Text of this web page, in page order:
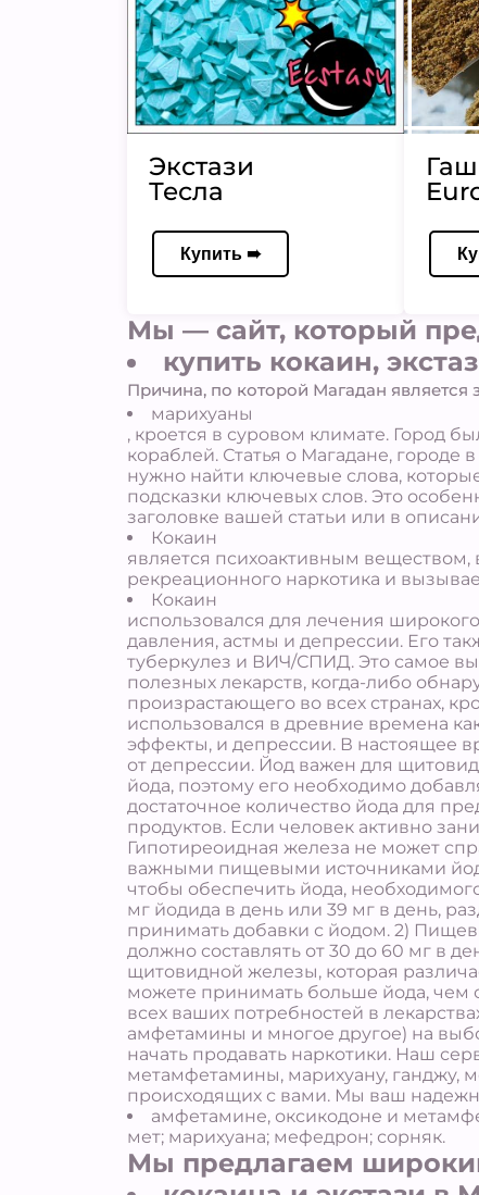
Экстази
Тесла
Купить ➠
Мы — сайт, который
купить кокаин,
Причина, по которой Магадан является
марихуаны
, кроется в суровом климате. Город
кораблей. Статья о Магадане,
нужно найти ключевые слова,
подсказки ключевых слов. Это
заголовке вашей статьи или в
Кокаин
является психоактивным
рекреационного наркотика и
Кокаин
использовался для лечения
давления, астмы и депрессии. Его
туберкулез и ВИЧ/СПИД. Это самое
полезных лекарств, когда-либо
произрастающего во всех странах,
использовался в древние времена
эффекты, и депрессии. В настоящее
от депрессии. Йод важен для
йода, поэтому его необходимо
достаточное количество йода для
продуктов. Если человек активно
Гипотиреоидная железа не может
важными пищевыми источниками
чтобы обеспечить йода,
мг йодида в день или 39 мг в день,
принимать добавки с йодом. 2)
должно составлять от 30 до 60 мг в
щитовидной железы, которая
можете принимать больше йода, чем
всех ваших потребностей в
амфетамины и многое другое) на
начать продавать наркотики. Наш
метамфетамины, марихуану, ганджу,
происходящих с вами. Мы ваш
амфетамине, оксикодоне и
мет; марихуана; мефедрон; сорняк.
Мы предлагаем